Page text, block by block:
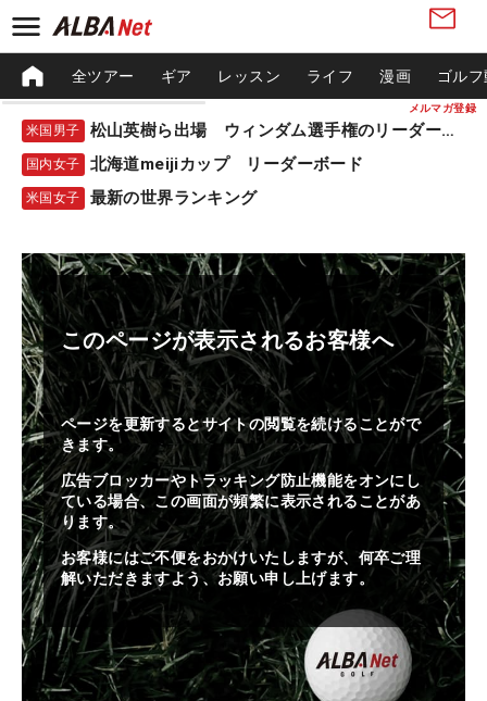
メルマガ登録
全ツアー ギア レッスン ライフ 漫画 ゴル
米国男子 松山英樹ら出場 ウィンダム選手権のリーダーボード
国内女子 北海道meijiカップ リーダーボード
米国女子 最新の世界ランキング
このページが表示されるお客様へ
ページを更新するとサイトの閲覧を続けることがで
きます。
広告ブロッカーやトラッキング防止機能をオンにし
ている場合、この画面が頻繁に表示されることがあ
ります。
お客様にはご不便をおかけいたしますが、何卒ご理
解いただきますよう、お願い申し上げます。